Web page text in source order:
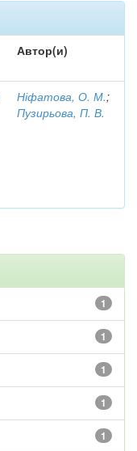
Автор(и)
Ніфатова, О. М.;
Пузирьова, П. В.
1
1
1
1
1